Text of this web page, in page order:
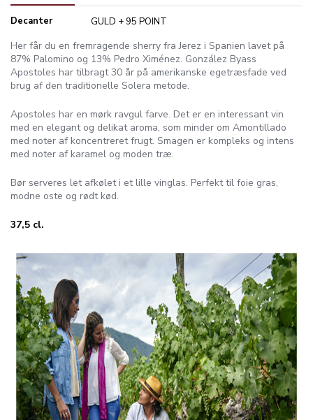
Decanter GULD + 95 POINT
Her får du en fremragende sherry fra Jerez i Spanien lavet på
87% Palomino og 13% Pedro Ximénez. González Byass
Apostoles har tilbragt 30 år på amerikanske egetræsfade ved
brug af den traditionelle Solera metode.
Apostoles har en mørk ravgul farve. Det er en interessant vin
med en elegant og delikat aroma, som minder om Amontillado
med noter af koncentreret frugt. Smagen er kompleks og intens
med noter af karamel og moden træ.
Bør serveres let afkølet i et lille vinglas. Perfekt til foie gras,
modne oste og rødt kød.
37,5 cl.